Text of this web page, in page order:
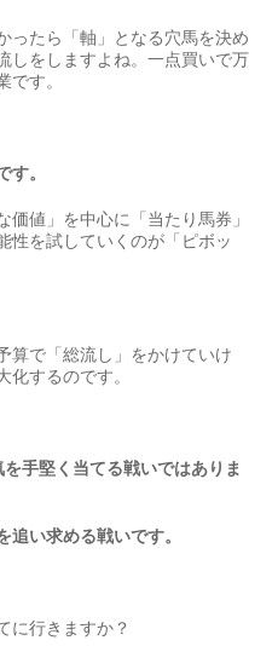
ったら「軸」となる穴馬を決め
しをしますよね。一点買いで万
です。
す。
値」を中心に「当たり馬券」
性を試していくのが「ピボッ
算で「総流し」をかけていけ
化するのです。
手堅く当てる戦いではありま
追い求める戦いです。
に行きますか？